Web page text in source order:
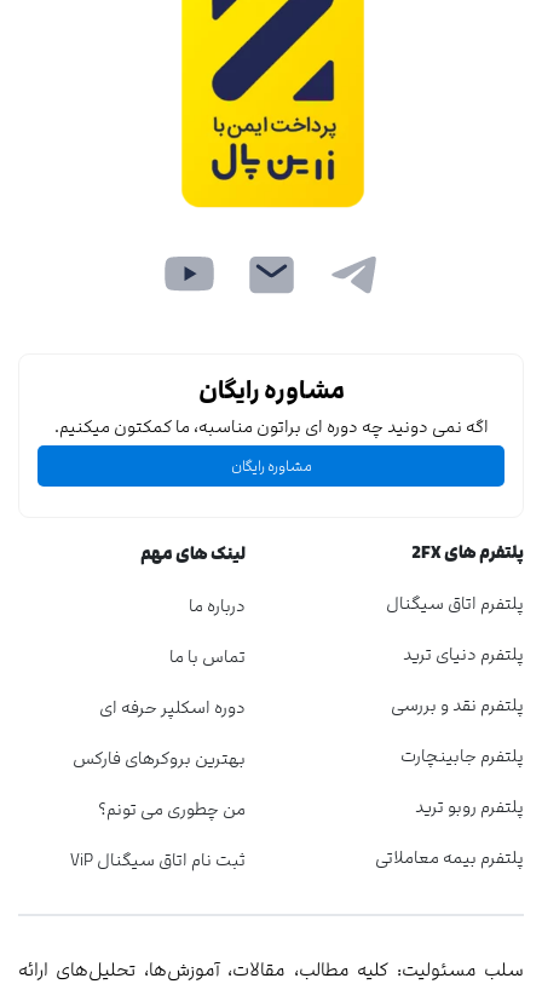
مشاوره رایگان
اگه نمی دونید چه دوره ای براتون مناسبه، ما کمکتون میکنیم.
مشاوره رایگان
پلتفرم های 2FX
پلتفرم اتاق سیگنال
پلتفرم دنیای ترید
پلتفرم نقد و بررسی
پلتفرم جابینچارت
پلتفرم روبو ترید
پلتفرم بیمه معاملاتی
لینک های مهم
درباره ما
تماس با ما
دوره اسکلپر حرفه ای
بهترین بروکرهای فارکس
من چطوری می تونم؟
ثبت نام اتاق سیگنال ViP
سلب مسئولیت: کلیه مطالب، مقالات، آموزش‌ها، تحلیل‌های ارائه